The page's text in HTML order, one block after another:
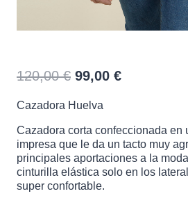
120,00€ El
original
era:
120,00 €.
99,00 €El
es:
99,00 €.
Cazadora Huelva
Cazadora corta confeccionada en
impresa que le da un tacto muy
principales aportaciones a la
cinturilla elástica solo en los
super confortable.